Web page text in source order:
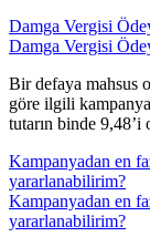
Damga Vergisi
Damga Vergisi
​Bir defaya mahsus
göre ilgili
tutarın binde 9,48’i
Kampanyadan en
yararlanabilirim?
Kampanyadan en
yararlanabilirim?